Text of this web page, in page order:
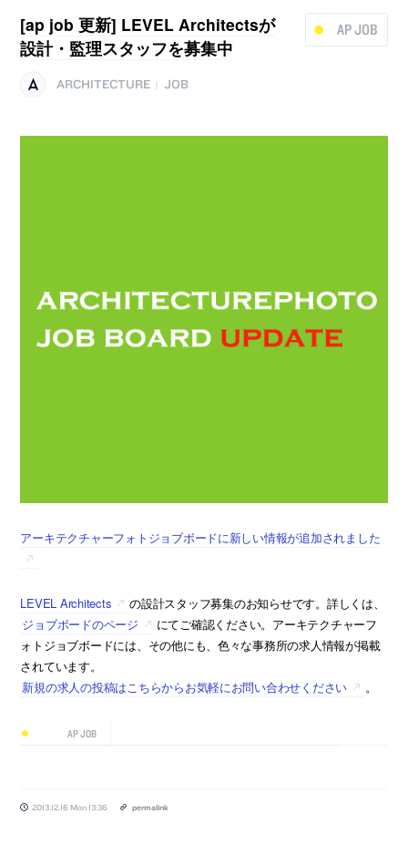
AP JOB
[ap job 更新] LEVEL Architectsが
設計・監理スタッフを募集中
ARCHITECTURE JOB
アーキテクチャーフォトジョブボードに新しい情報が追加されました
LEVEL Architects
の設計スタッフ募集のお知らせです。詳しくは、
ジョブボードのページ
にてご確認ください。アーキテクチャーフ
ォトジョブボードには、その他にも、色々な事務所の求人情報が掲載
されています。
新規の求人の投稿はこちらからお気軽にお問い合わせください
。
AP JOB
2013.12.16 Mon 13:36 permalink